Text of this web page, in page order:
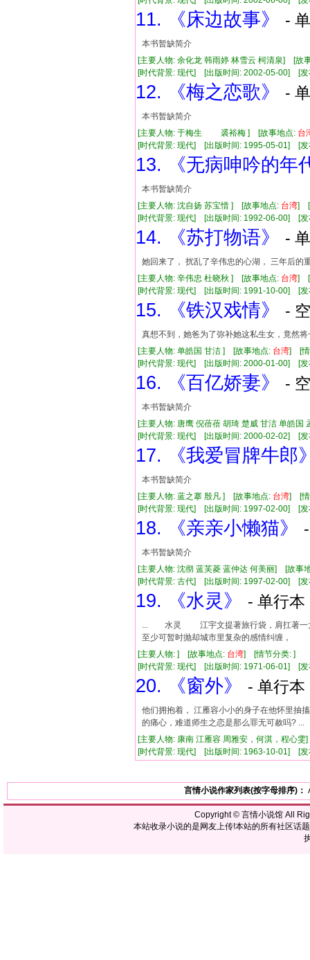
11. 《床边故事》 -
本书暂缺简介
[主要人物: 余化龙 韩雨婷 林雪云 柯清泉] [故
[时代背景: 现代] [出版时间: 2002-05-00] [
12. 《梅之恋歌》 -
本书暂缺简介
[主要人物: 于梅生 裘裕梅 ] [故事地点: 台
[时代背景: 现代] [出版时间: 1995-05-01] [
13. 《无病呻吟的年
本书暂缺简介
[主要人物: 沈自扬 苏宝惜 ] [故事地点: 台湾] [
[时代背景: 现代] [出版时间: 1992-06-00] [
14. 《苏打物语》 -
她回来了， 扰乱了辛伟忠的心湖， 三年后的
[主要人物: 辛伟忠 杜晓秋 ] [故事地点: 台湾] [
[时代背景: 现代] [出版时间: 1991-10-00] [
15. 《铁汉戏情》 -
真想不到，她爸为了弥补她这私生女，竟然
[主要人物: 单皓国 甘洁 ] [故事地点: 台湾] [情
[时代背景: 现代] [出版时间: 2000-01-00] [
16. 《百亿娇妻》 -
本书暂缺简介
[主要人物: 唐鹰 倪蓓蓓 胡琦 楚威 甘洁 单皓
[时代背景: 现代] [出版时间: 2000-02-02] [
17. 《我爱冒牌牛郎
本书暂缺简介
[主要人物: 蓝之搴 殷凡 ] [故事地点: 台湾] [情
[时代背景: 现代] [出版时间: 1997-02-00] [
18. 《亲亲小懒猫》
本书暂缺简介
[主要人物: 沈彻 蓝芙菱 蓝仲达 何美丽] [故事
[时代背景: 古代] [出版时间: 1997-02-00] [
19. 《水灵》 - 单行
... 水灵 江宇文提著旅行袋，肩扛著一
至少可暂时抛却城市里复杂的感情纠缠
[主要人物: ] [故事地点: 台湾] [情节分类: ]
[时代背景: 现代] [出版时间: 1971-06-01] [
20. 《窗外》 - 单行
他们拥抱着， 江雁容小小的身子在他怀里抽
的痛心，难道师生之恋是那么罪无可赦吗? ...
[主要人物: 康南 江雁容 周雅安，何淇，程心
[时代背景: 现代] [出版时间: 1963-10-01] [
言情小说作家列表(按字母排序)：
Copyright © 言情小说馆All
本站收录小说的是网友上传!本站的所有社区话